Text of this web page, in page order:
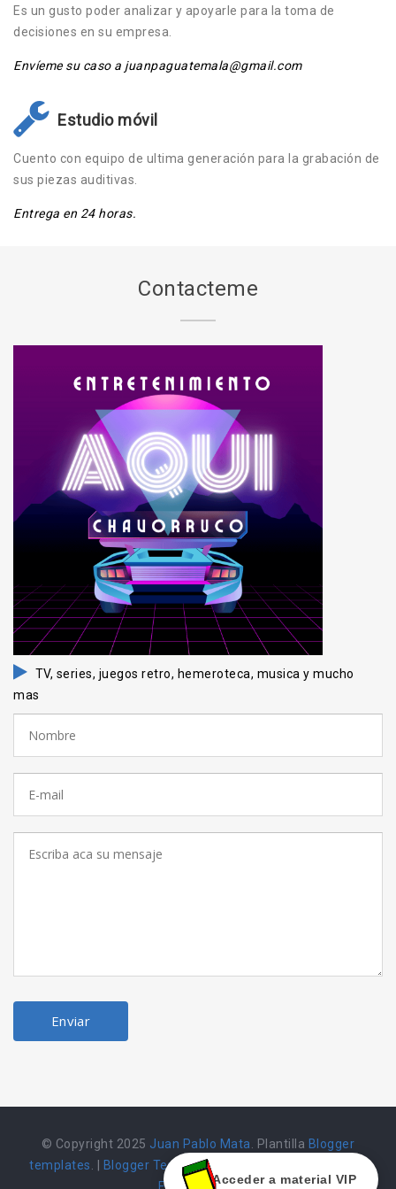
Acceder a material VIP
Es un gusto poder analizar y apoyarle para la toma de
decisiones en su empresa.
Envíeme su caso a juanpaguatemala@gmail.com
Estudio móvil
Cuento con equipo de ultima generación para la grabación de
sus piezas auditivas.
Entrega en 24 horas.
Contacteme
TV, series, juegos retro, hemeroteca, musica y mucho
mas
© Copyright 2025 Juan Pablo Mata . Plantilla Blogger
templates
Blogger Templates